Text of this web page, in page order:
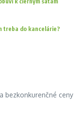
treba do kancelárie?
bezkonkurenčné ceny